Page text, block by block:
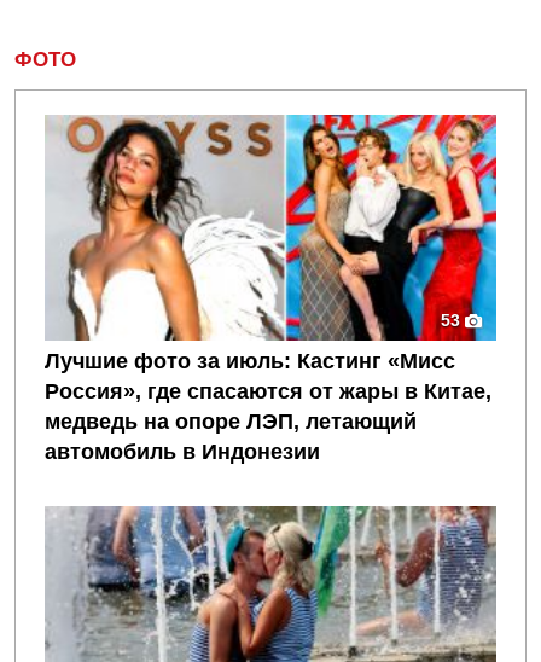
ФОТО
53
Лучшие фото за июль: Кастинг «Мисс
Россия», где спасаются от жары в Китае,
медведь на опоре ЛЭП, летающий
автомобиль в Индонезии